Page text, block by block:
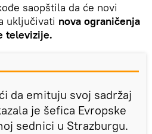
saopštila da će novi
uključivati nova ograničenja
televizije.
da emituju svoj sadržaj
je šefica Evropske
sednici u Strazburgu.